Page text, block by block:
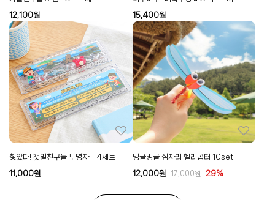
12,100원 15,400원
찾았다! 갯벌친구들 투명자 - 4세트
11,000원
빙글빙글 잠자리 헬리콥터 10set
12,000원 17,000원 29%